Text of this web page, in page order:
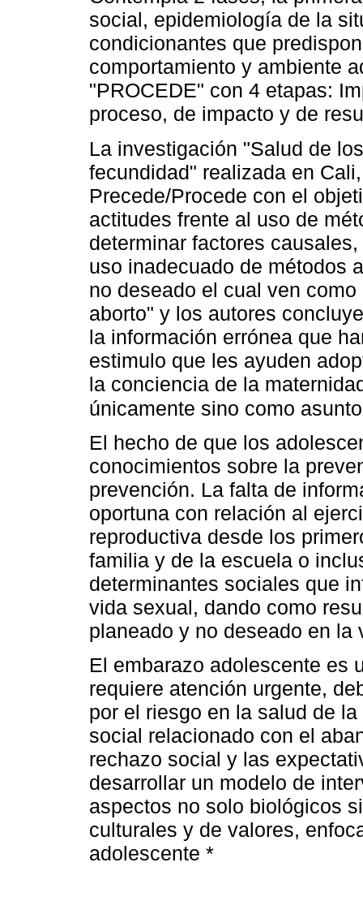
social, epidemiología de la
condicionantes que
comportamiento y ambiente
"PROCEDE" con 4 etapas:
proceso, de impacto y de
La investigación "Salud de
fecundidad" realizada en
Precede/Procede con el
actitudes frente al uso de
determinar factores
uso inadecuado de métodos
no deseado el cual ven
aborto" y los autores
la información errónea que
estimulo que les ayuden
la conciencia de la
únicamente sino como
El hecho de que los
conocimientos sobre la
prevención. La falta de
oportuna con relación al
reproductiva desde los
familia y de la escuela o
determinantes sociales que
vida sexual, dando como
planeado y no deseado en
El embarazo adolescente es
requiere atención urgente,
por el riesgo en la salud de
social relacionado con el
rechazo social y las
desarrollar un modelo de
aspectos no solo biológicos
culturales y de valores,
adolescente *